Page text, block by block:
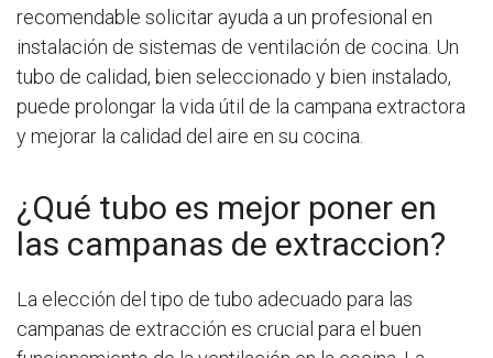
recomendable solicitar ayuda a un profesional en
instalación de sistemas de ventilación de cocina. Un
tubo de calidad, bien seleccionado y bien instalado,
puede prolongar la vida útil de la campana extractora
y mejorar la calidad del aire en su cocina.
¿Qué tubo es mejor poner en
las campanas de extraccion?
La elección del tipo de tubo adecuado para las
campanas de extracción es crucial para el buen